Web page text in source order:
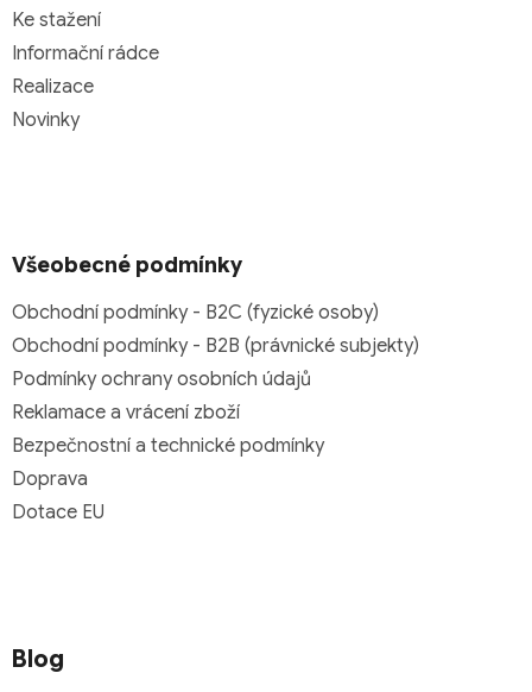
Ke stažení
Informační rádce
Realizace
Novinky
Všeobecné podmínky
Obchodní podmínky - B2C (fyzické osoby)
Obchodní podmínky - B2B (právnické subjekty)
Podmínky ochrany osobních údajů
Reklamace a vrácení zboží
Bezpečnostní a technické podmínky
Doprava
Dotace EU
Blog